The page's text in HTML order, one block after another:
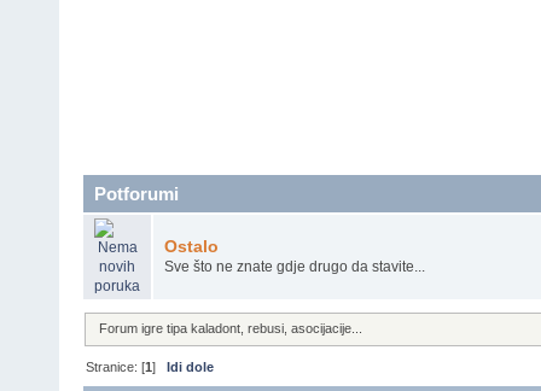
Potforumi
Ostalo
Sve što ne znate gdje drugo da stavite...
Forum igre tipa kaladont, rebusi, asocijacije...
Stranice: [1]Idi dole